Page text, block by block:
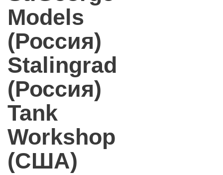
Models
(Россия)
Stalingrad
(Россия)
Tank
Workshop
(США)